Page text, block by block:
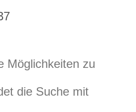
Möglichkeiten zu
die Suche mit